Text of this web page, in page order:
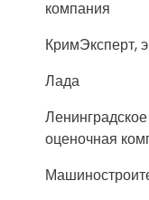
компания
КримЭксперт,
Лада
оценочная